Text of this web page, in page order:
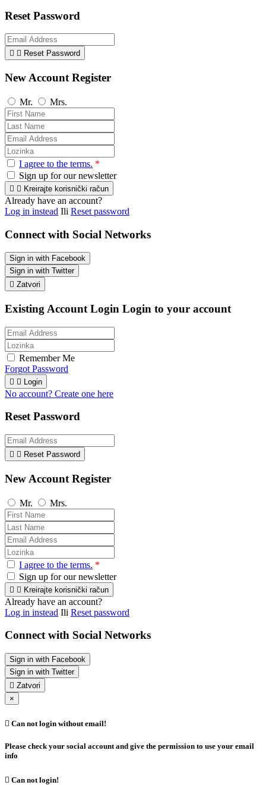
Reset Password
  Reset Password
New Account Register
Mr. Mrs.
I agree to the terms. *
Sign up for our newsletter
  Kreirajte korisnički račun
Already have an account?
Log in instead Ili Reset password
Connect with Social Networks
Sign in with Facebook
Sign in with Twitter
 Zatvori
Existing Account Login Login to your account
Remember Me
Forgot Password
  Login
No account? Create one here
Reset Password
  Reset Password
New Account Register
Mr. Mrs.
I agree to the terms. *
Sign up for our newsletter
  Kreirajte korisnički račun
Already have an account?
Log in instead Ili Reset password
Connect with Social Networks
Sign in with Facebook
Sign in with Twitter
 Zatvori
×
 Can not login without email!
Please check your social account and give the permission to use your email
info
 Can not login!